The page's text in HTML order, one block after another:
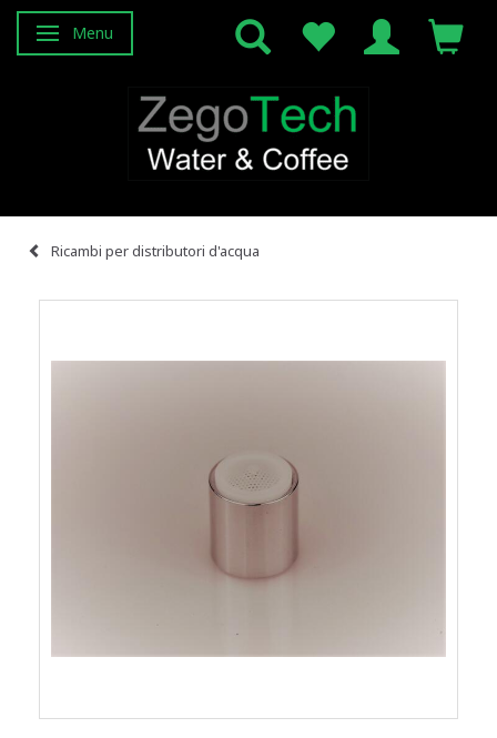
Attiva/disattiva navigazione
Menu
Ricambi per distributori d'acqua